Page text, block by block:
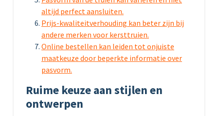
altijd perfect aansluiten.
Prijs-kwaliteitverhouding kan beter zijn bij
andere merken voor kersttruien.
Online bestellen kan leiden tot onjuiste
maatkeuze door beperkte informatie over
pasvorm.
Ruime keuze aan stijlen en
ontwerpen